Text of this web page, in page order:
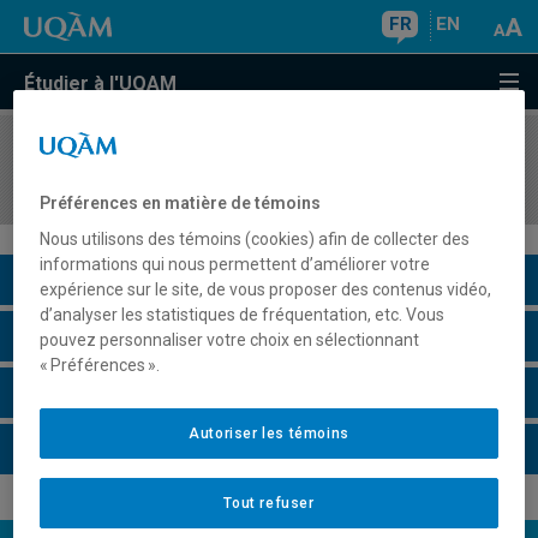
FR EN
Étudier à l'UQAM
COURS//
Description du cours
Horaire - Été 2026
Préférences en matière de témoins
Nous utilisons des témoins (cookies) afin de collecter des
informations qui nous permettent d’améliorer votre
expérience sur le site, de vous proposer des contenus vidéo,
d’analyser les statistiques de fréquentation, etc. Vous
pouvez personnaliser votre choix en sélectionnant
« Préférences ».
Tout refuser
Autoriser les témoins